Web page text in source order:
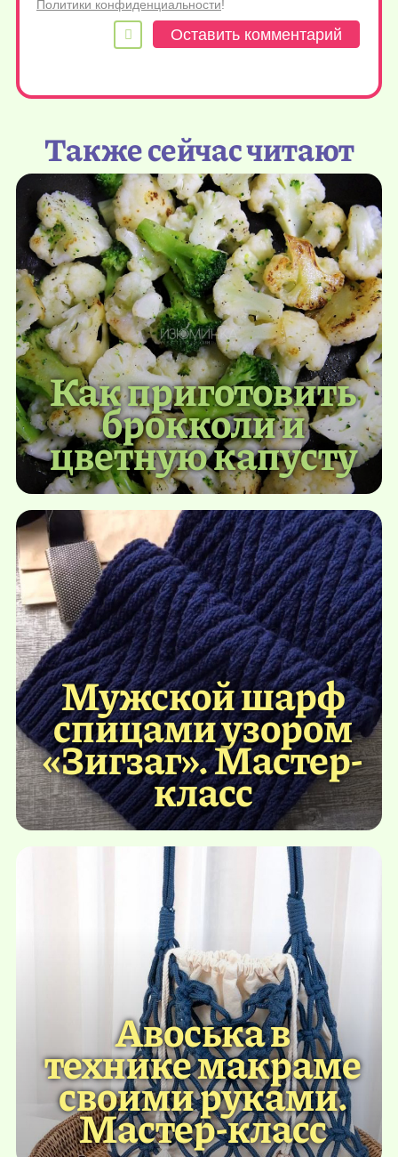
Политики конфиденциальности!
Также сейчас читают
Как приготовить
брокколи и
цветную капусту
Мужской шарф
спицами узором
«Зигзаг». Мастер-
класс
Авоська в
технике макраме
своими руками.
Мастер-класс